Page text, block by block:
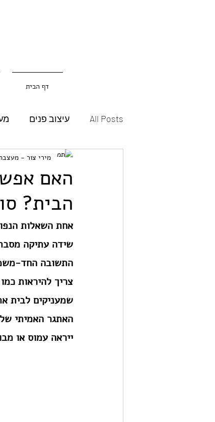
דף הבית
All Posts עיצוב פנים
האם
הבית?
מירי צור -
אחת השאלות
שידה עתיקה
התשובה החד-
צריך להיראות
שמעניקים לבית
האתגר האמיתי
ייראה עמוס או מבולגן. הנה 3 הדרכים